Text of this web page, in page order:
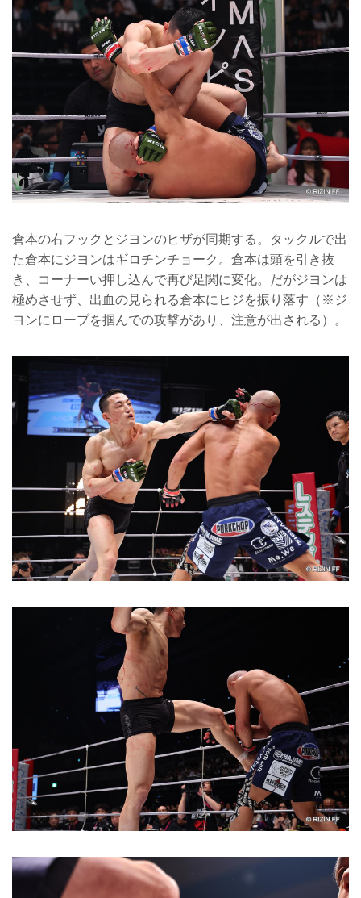
倉本の右フックとジヨンのヒザが同期する。タックルで出
た倉本にジヨンはギロチンチョーク。倉本は頭を引き抜
き、コーナーい押し込んで再び足関に変化。だがジヨンは
極めさせず、出血の見られる倉本にヒジを振り落す（※ジ
ヨンにロープを掴んでの攻撃があり、注意が出される）。